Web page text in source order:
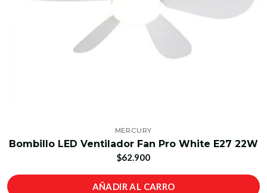
MERCURY
Bombillo LED Ventilador Fan Pro White E27 22W
$62.900
AÑADIR AL CARRO